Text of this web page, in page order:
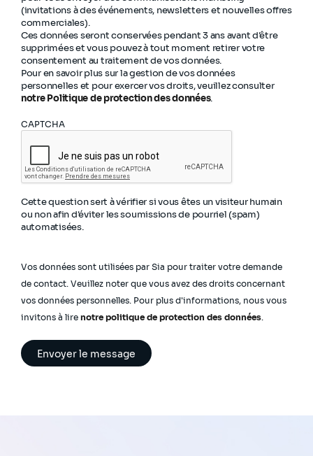
(invitations à des événements, newsletters et nouvelles offres
commerciales).
Ces données seront conservées pendant 3 ans avant d'être
supprimées et vous pouvez à tout moment retirer votre
consentement au traitement de vos données.
Pour en savoir plus sur la gestion de vos données
personnelles et pour exercer vos droits, veuillez consulter
notre Politique de protection des données.
CAPTCHA
Cette question sert à vérifier si vous êtes un visiteur humain
ou non afin d'éviter les soumissions de pourriel (spam)
automatisées.
Vos données sont utilisées par Sia pour traiter votre demande
de contact. Veuillez noter que vous avez des droits concernant
vos données personnelles. Pour plus d'informations, nous vous
invitons à lire notre politique de protection des données.